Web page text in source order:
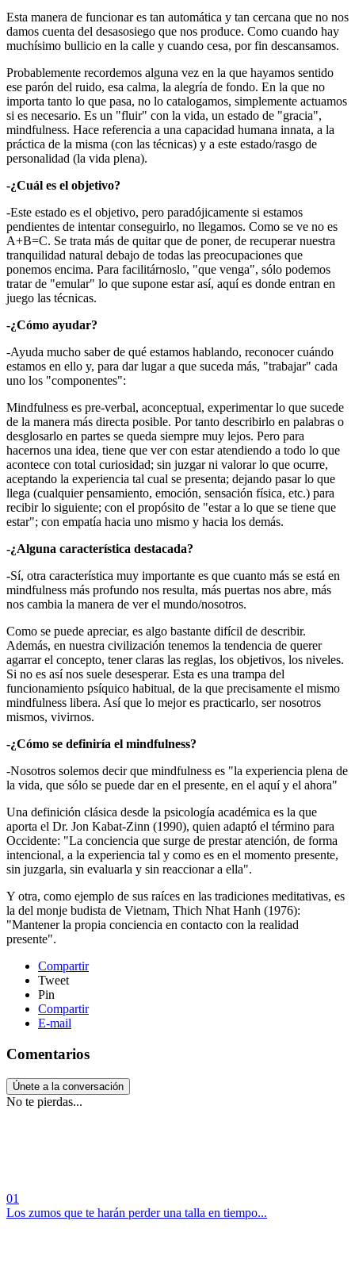
Esta manera de funcionar es tan automática y tan cercana que no nos
damos cuenta del desasosiego que nos produce. Como cuando hay
muchísimo bullicio en la calle y cuando cesa, por fin descansamos.
Probablemente recordemos alguna vez en la que hayamos sentido
ese parón del ruido, esa calma, la alegría de fondo. En la que no
importa tanto lo que pasa, no lo catalogamos, simplemente actuamos
si es necesario. Es un "fluir" con la vida, un estado de "gracia",
mindfulness. Hace referencia a una capacidad humana innata, a la
práctica de la misma (con las técnicas) y a este estado/rasgo de
personalidad (la vida plena).
-¿Cuál es el objetivo?
-Este estado es el objetivo, pero paradójicamente si estamos
pendientes de intentar conseguirlo, no llegamos. Como se ve no es
A+B=C. Se trata más de quitar que de poner, de recuperar nuestra
tranquilidad natural debajo de todas las preocupaciones que
ponemos encima. Para facilitárnoslo, "que venga", sólo podemos
tratar de "emular" lo que supone estar así, aquí es donde entran en
juego las técnicas.
-¿Cómo ayudar?
-Ayuda mucho saber de qué estamos hablando, reconocer cuándo
estamos en ello y, para dar lugar a que suceda más, "trabajar" cada
uno los "componentes":
Mindfulness es pre-verbal, aconceptual, experimentar lo que sucede
de la manera más directa posible. Por tanto describirlo en palabras o
desglosarlo en partes se queda siempre muy lejos. Pero para
hacernos una idea, tiene que ver con estar atendiendo a todo lo que
acontece con total curiosidad; sin juzgar ni valorar lo que ocurre,
aceptando la experiencia tal cual se presenta; dejando pasar lo que
llega (cualquier pensamiento, emoción, sensación física, etc.) para
recibir lo siguiente; con el propósito de "estar a lo que se tiene que
estar"; con empatía hacia uno mismo y hacia los demás.
-¿Alguna característica destacada?
-Sí, otra característica muy importante es que cuanto más se está en
mindfulness más profundo nos resulta, más puertas nos abre, más
nos cambia la manera de ver el mundo/nosotros.
Como se puede apreciar, es algo bastante difícil de describir.
Además, en nuestra civilización tenemos la tendencia de querer
agarrar el concepto, tener claras las reglas, los objetivos, los niveles.
Si no es así nos suele desesperar. Esta es una trampa del
funcionamiento psíquico habitual, de la que precisamente el mismo
mindfulness libera. Así que lo mejor es practicarlo, ser nosotros
mismos, vivirnos.
-¿Cómo se definiría el mindfulness?
-Nosotros solemos decir que mindfulness es "la experiencia plena de
la vida, que sólo se puede dar en el presente, en el aquí y el ahora"
Una definición clásica desde la psicología académica es la que
aporta el Dr. Jon Kabat-Zinn (1990), quien adaptó el término para
Occidente: "La conciencia que surge de prestar atención, de forma
intencional, a la experiencia tal y como es en el momento presente,
sin juzgarla, sin evaluarla y sin reaccionar a ella".
Y otra, como ejemplo de sus raíces en las tradiciones meditativas, es
la del monje budista de Vietnam, Thich Nhat Hanh (1976):
"Mantener la propia conciencia en contacto con la realidad
presente".
Compartir
Tweet
Pin
Compartir
E-mail
Comentarios
Únete a la conversación
No te pierdas...
01
Los zumos que te harán perder una talla en tiempo...